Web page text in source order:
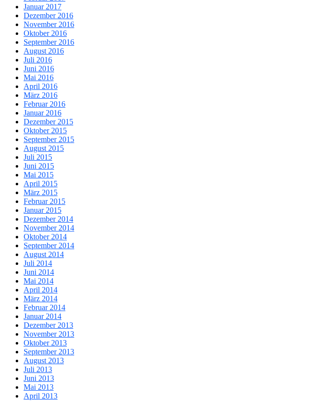
Januar 2017
Dezember 2016
November 2016
Oktober 2016
September 2016
August 2016
Juli 2016
Juni 2016
Mai 2016
April 2016
März 2016
Februar 2016
Januar 2016
Dezember 2015
Oktober 2015
September 2015
August 2015
Juli 2015
Juni 2015
Mai 2015
April 2015
März 2015
Februar 2015
Januar 2015
Dezember 2014
November 2014
Oktober 2014
September 2014
August 2014
Juli 2014
Juni 2014
Mai 2014
April 2014
März 2014
Februar 2014
Januar 2014
Dezember 2013
November 2013
Oktober 2013
September 2013
August 2013
Juli 2013
Juni 2013
Mai 2013
April 2013